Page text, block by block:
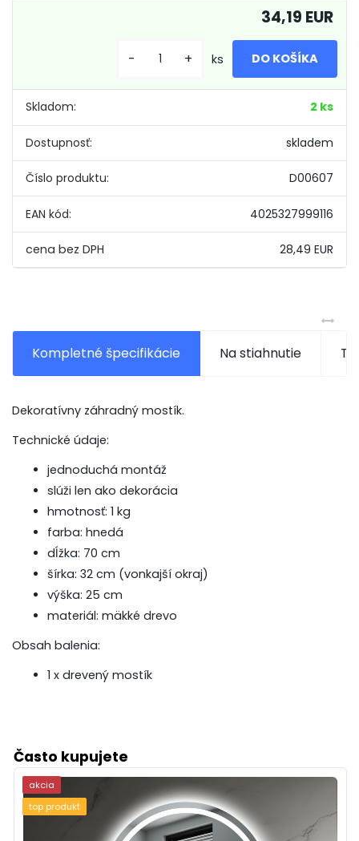
Skladom: 2 ks
Dostupnosť: skladem
Číslo produktu: D00607
EAN kód: 4025327999116
28,49 EUR
34,19 EUR
- + ks
Kompletné špecifikácie Na stiahnutie
Dekoratívny záhradný mostík.
Technické údaje:
jednoduchá montáž
slúži len ako dekorácia
hmotnosť: 1 kg
farba: hnedá
dĺžka: 70 cm
šírka: 32 cm (vonkajší okraj)
výška: 25 cm
materiál: mäkké drevo
Obsah balenia:
1 x drevený mostík
Často kupujete
akcia
top produkt